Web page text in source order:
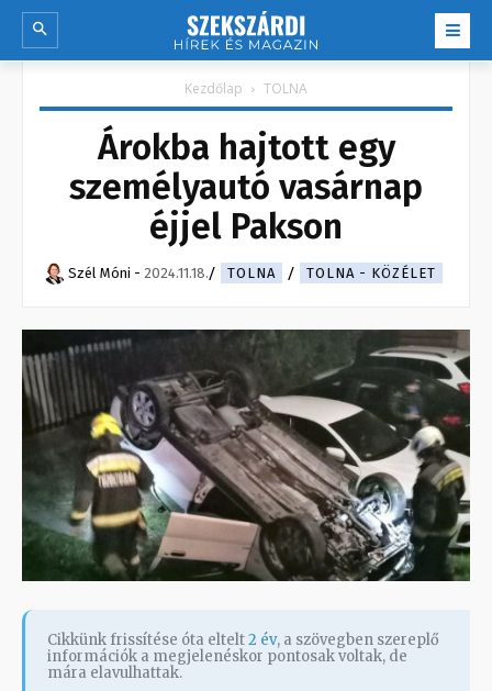
Kezdőlap TOLNA
Árokba hajtott egy
személyautó vasárnap
éjjel Pakson
Szél Móni - 2024.11.18. TOLNA TOLNA - KÖZÉLET
Cikkünk frissítése óta eltelt2 év, a szövegben szereplő
információk a megjelenéskor pontosak voltak, de
mára elavulhattak.